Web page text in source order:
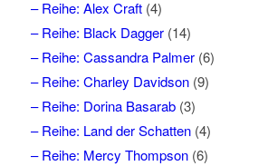
– Reihe: Alex Craft(4)
– Reihe: Black Dagger(14)
– Reihe: Cassandra Palmer(6)
– Reihe: Charley Davidson(9)
– Reihe: Dorina Basarab(3)
– Reihe: Land der Schatten(4)
– Reihe: Mercy Thompson(6)